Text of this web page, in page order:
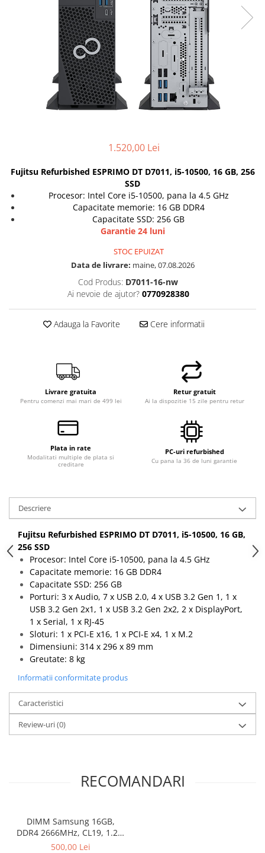
Incarcatoare laptop
Incarcatoare laptop refurbished
Standuri și Coolere Laptop
Alte accesorii
Ventilatoare carcasa
Componente Renew/Refurbished
Placi de baza REFURBISHED
Calculatoare All-in-One NOI
All-in-One REFURBISHED
Calculatoare All-in-One RENEW
Componente All-in-One
1.520,00 Lei
Fujitsu Refurbished ESPRIMO DT D7011, i5-10500, 16 GB, 256
SSD
Procesor: Intel Core i5-10500, pana la 4.5 GHz
Capacitate memorie: 16 GB DDR4
Capacitate SSD: 256 GB
Garantie 24 luni
STOC EPUIZAT
Data de livrare: maine, 07.08.2026
Cod Produs: D7011-16-nw
Ai nevoie de ajutor? 0770928380
Adauga la Favorite Cere informatii
Livrare gratuita
Pentru comenzi mai mari de 499 lei
Retur gratuit
Ai la dispozitie 15 zile pentru retur
Plata in rate
Modalitati multiple de plata si
creditare
PC-uri refurbished
Cu pana la 36 de luni garantie
Descriere
Fujitsu Refurbished ESPRIMO DT D7011, i5-10500, 16 GB,
256 SSD
Procesor: Intel Core i5-10500, pana la 4.5 GHz
Capacitate memorie: 16 GB DDR4
Capacitate SSD: 256 GB
Porturi: 3 x Audio, 7 x USB 2.0, 4 x USB 3.2 Gen 1, 1 x
USB 3.2 Gen 2x1, 1 x USB 3.2 Gen 2x2, 2 x DisplayPort,
1 x Serial, 1 x RJ-45
Sloturi: 1 x PCI-E x16, 1 x PCI-E x4, 1 x M.2
Dimensiuni: 314 x 296 x 89 mm
Greutate: 8 kg
Informatii conformitate produs
Caracteristici
Review-uri(0)
RECOMANDARI
DIMM Samsung 16GB,
DDR4 2666MHz, CL19, 1.2V,
Non-ECC, bulk
500,00 Lei